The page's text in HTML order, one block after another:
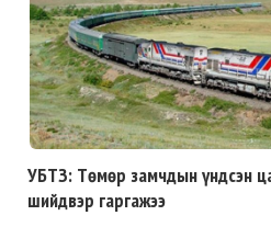
УБТЗ: Төмөр замчдын үндсэн
шийдвэр гаргажээ